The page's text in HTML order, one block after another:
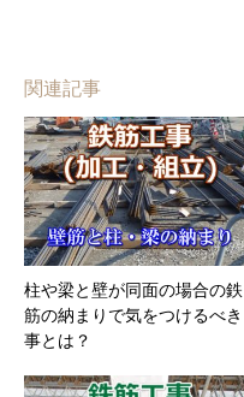
関連記事
柱や梁と壁が同面の場合の鉄
筋の納まりで気をつけるべき
事とは？